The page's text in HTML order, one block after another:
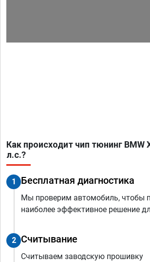
Как происходит чип тюнинг BMW
л.с.?
1 Бесплатная диагностика
Мы проверим автомобиль, чтобы
наиболее эффективное решение
2 Считывание
Считываем заводскую прошивку